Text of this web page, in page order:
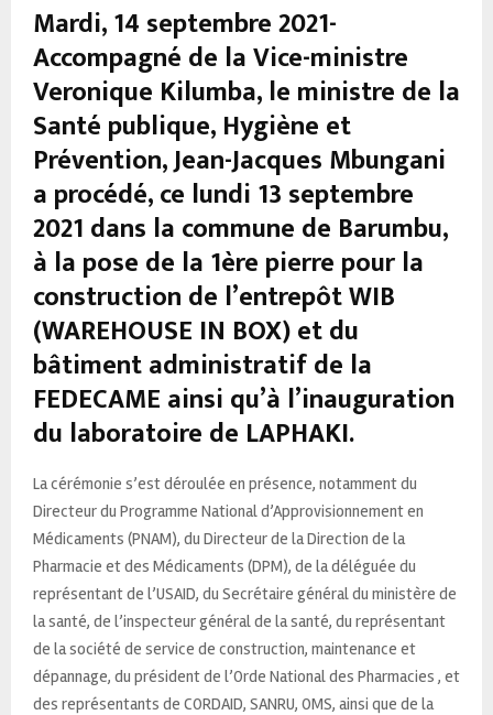
Mardi, 14 septembre 2021-
Accompagné de la Vice-ministre
Veronique Kilumba, le ministre de la
Santé publique, Hygiène et
Prévention, Jean-Jacques Mbungani
a procédé, ce lundi 13 septembre
2021 dans la commune de Barumbu,
à la pose de la 1ère pierre pour la
construction de l’entrepôt WIB
(WAREHOUSE IN BOX) et du
bâtiment administratif de la
FEDECAME ainsi qu’à l’inauguration
du laboratoire de LAPHAKI.
La cérémonie s’est déroulée en présence, notamment du
Directeur du Programme National d’Approvisionnement en
Médicaments (PNAM), du Directeur de la Direction de la
Pharmacie et des Médicaments (DPM), de la déléguée du
représentant de l’USAID, du Secrétaire général du ministère de
la santé, de l’inspecteur général de la santé, du représentant
de la société de service de construction, maintenance et
dépannage, du président de l’Orde National des Pharmacies , et
des représentants de CORDAID, SANRU, OMS, ainsi que de la